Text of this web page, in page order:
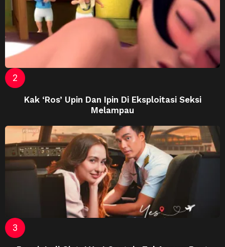
Kak ‘Ros’ Upin Dan Ipin Di Eksploitasi Seksi
Melampau